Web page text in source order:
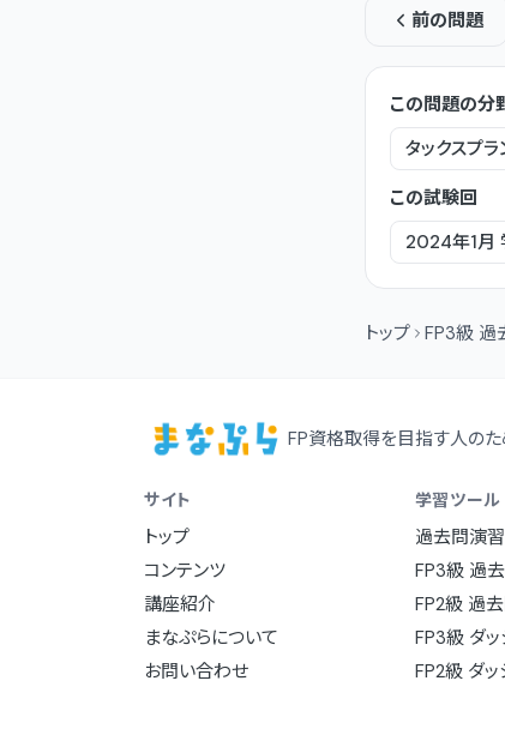
前の問題
この問題の分
タックスプラ
この試験回
2024年1月
トップ FP3級 過
FP資格取得を目指す人のた
サイト
トップ
コンテンツ
講座紹介
まなぷらについて
お問い合わせ
学習ツール
過去問演
FP3級 過
FP2級 過
FP3級 ダッ
FP2級 ダッ